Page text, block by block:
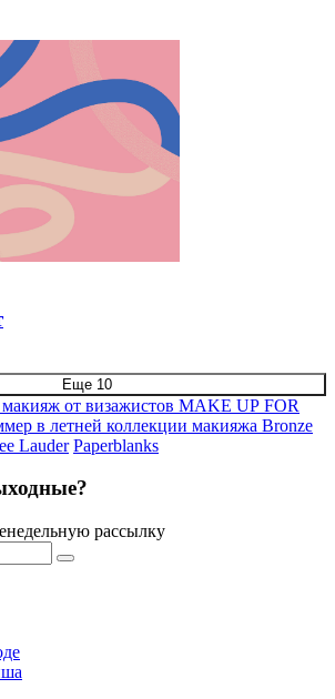
Еще 10
от визажистов MAKE UP FOR
в летней коллекции макияжа Bronze
Lauder Paperblanks
рассылку